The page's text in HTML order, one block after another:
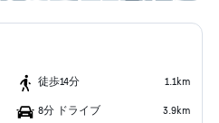
​徒歩14分 1.1km
8分 ドライブ 3.9km